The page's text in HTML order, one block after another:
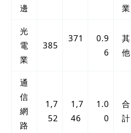
邊
業
光
電
業
385
371
0.9
6
其
他
通
信
網
路
1,7
52
1,7
46
1.0
0
合
計